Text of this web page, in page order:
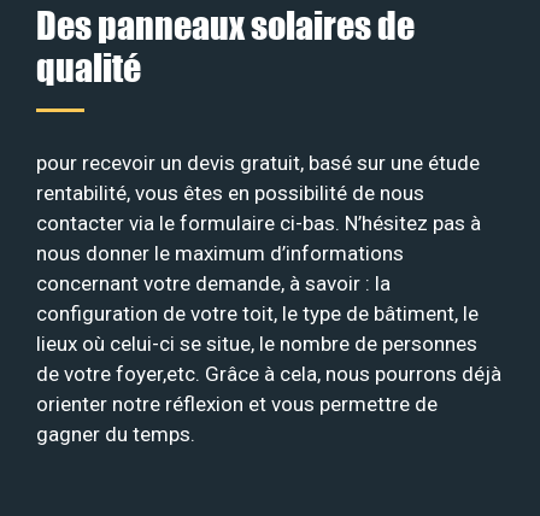
Des panneaux solaires de
qualité
pour recevoir un devis gratuit, basé sur une étude
rentabilité, vous êtes en possibilité de nous
contacter via le formulaire ci-bas. N’hésitez pas à
nous donner le maximum d’informations
concernant votre demande, à savoir : la
configuration de votre toit, le type de bâtiment, le
lieux où celui-ci se situe, le nombre de personnes
de votre foyer,etc. Grâce à cela, nous pourrons déjà
orienter notre réflexion et vous permettre de
gagner du temps.